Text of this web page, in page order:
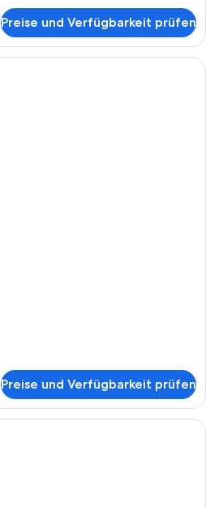
Preise und Verfügbarkeit prüfen
Preise und Verfügbarkeit prüfen